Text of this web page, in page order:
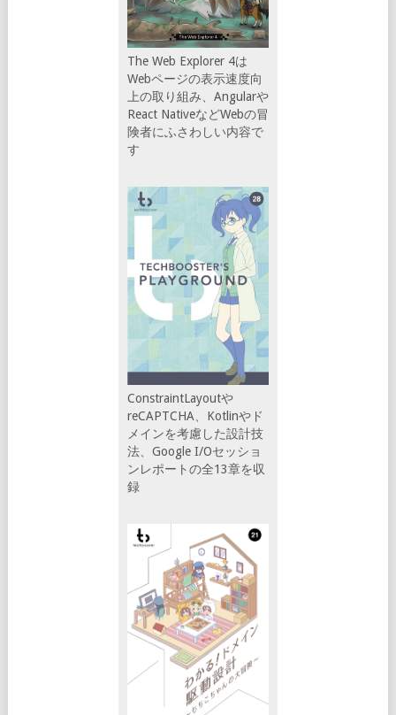
The Web Explorer 4は
Webページの表示速度向
上の取り組み、Angularや
React NativeなどWebの冒
険者にふさわしい内容で
す
ConstraintLayoutや
reCAPTCHA、Kotlinやド
メインを考慮した設計技
法、Google I/Oセッショ
ンレポートの全13章を収
録